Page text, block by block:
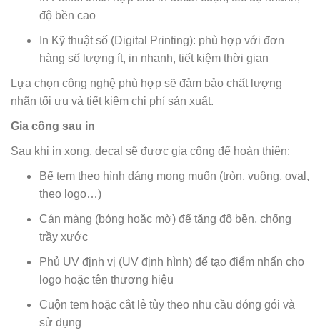
độ bền cao
In Kỹ thuật số (Digital Printing): phù hợp với đơn
hàng số lượng ít, in nhanh, tiết kiệm thời gian
Lựa chọn công nghệ phù hợp sẽ đảm bảo chất lượng
nhãn tối ưu và tiết kiệm chi phí sản xuất.
Gia công sau in
Sau khi in xong, decal sẽ được gia công để hoàn thiện:
Bế tem theo hình dáng mong muốn (tròn, vuông, oval,
theo logo…)
Cán màng (bóng hoặc mờ) để tăng độ bền, chống
trầy xước
Phủ UV định vị (UV định hình) để tạo điểm nhấn cho
logo hoặc tên thương hiệu
Cuộn tem hoặc cắt lẻ tùy theo nhu cầu đóng gói và
sử dụng